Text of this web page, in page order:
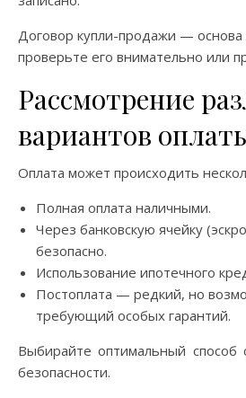
Договор купли-продажи — основа
проверьте его внимательно или
Рассмотрение
вариантов
Оплата может происходить
Полная оплата наличными.
Через банковскую ячейку
безопасно.
Использование ипотечного
Постоплата — редкий, но
требующий особых гарантий.
Выбирайте оптимальный способ
безопасности.